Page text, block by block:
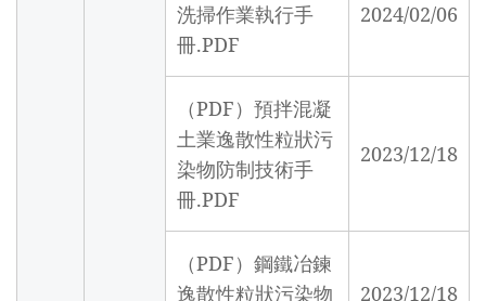
洗掃作業執行手
冊.PDF
2024/02/06
（PDF）預拌混凝
土業逸散性粒狀污
染物防制技術手
冊.PDF
2023/12/18
（PDF）鋼鐵冶鍊
逸散性粒狀污染物
2023/12/18